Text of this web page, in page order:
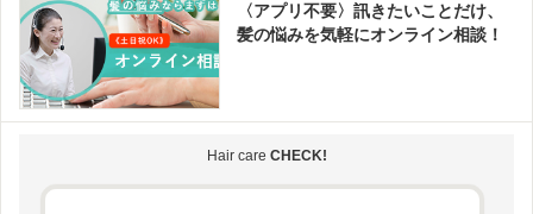
〈アプリ不要〉訊きたいことだけ、
髪の悩みを気軽にオンライン相談！
Hair care CHECK!